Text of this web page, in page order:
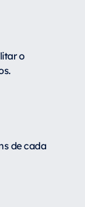
o
de cada